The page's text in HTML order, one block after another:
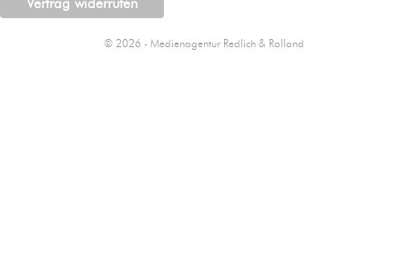
Vertrag widerrufen
© 2026 - Medienagentur Redlich & Rolland